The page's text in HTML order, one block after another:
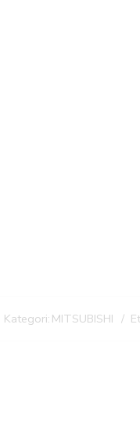
Kategori: MITSUBISHI